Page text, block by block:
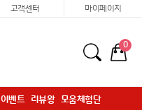
고객센터 마이페이지
0
이벤트 리뷰왕 모움체험단